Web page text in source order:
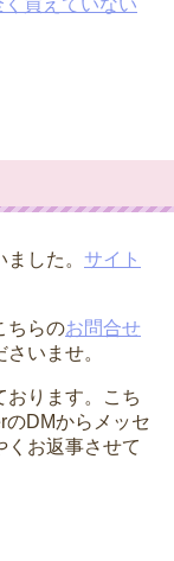
買えていない
した。 サイト
ちらのお問合せ
いませ。
おります。こち
のDMからメッセ
くお返事させて